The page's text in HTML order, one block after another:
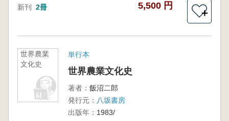
新刊 2冊 5,500 円
＋
世界農業
文化史
単行本
世界農業文化史
著者： 飯沼二郎
発行元： 八坂書房
出版年： 1983/